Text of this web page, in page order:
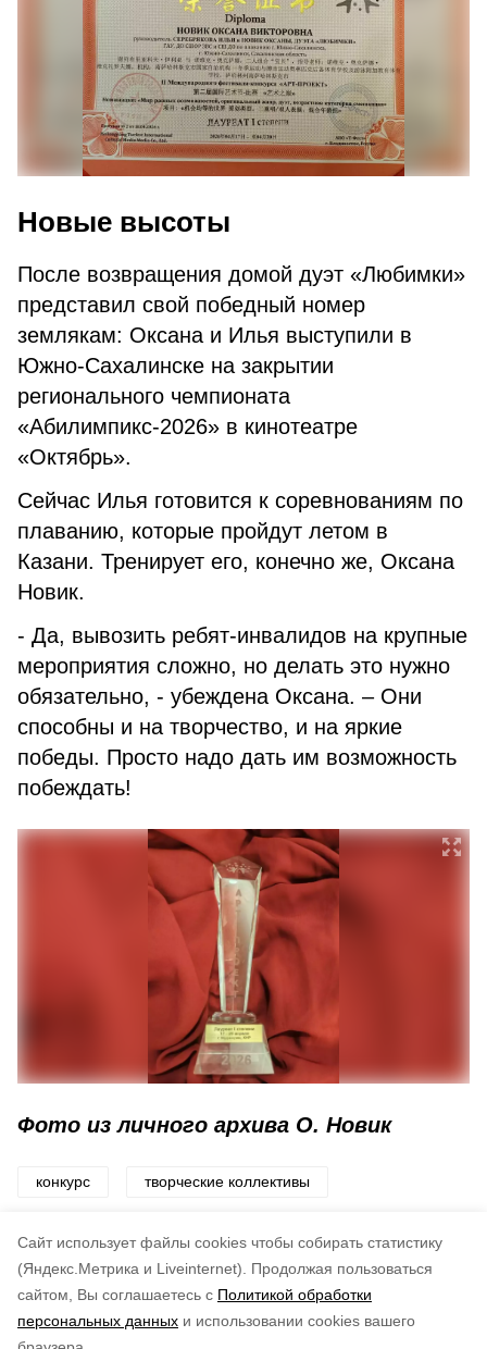
Cайт использует файлы cookies чтобы собирать статистику
(Яндекс.Метрика и Liveinternet).
Продолжая пользоваться
сайтом, Вы соглашаетесь с Политикой обработки
персональных данных и использовании cookies вашего
Новые высоты
После возвращения домой дуэт «Любимки»
представил свой победный номер
землякам: Оксана и Илья выступили в
Южно-Сахалинске на закрытии
регионального чемпионата
«Абилимпикс-2026» в кинотеатре
«Октябрь».
Сейчас Илья готовится к соревнованиям по
плаванию, которые пройдут летом в
Казани. Тренирует его, конечно же, Оксана
Новик.
- Да, вывозить ребят-инвалидов на крупные
мероприятия сложно, но делать это нужно
обязательно, - убеждена Оксана. – Они
способны и на творчество, и на яркие
победы. Просто надо дать им возможность
побеждать!
Фото из личного архива О. Новик
конкурс творческие коллективы
Авторы: Юлия Вятржик
по оценке